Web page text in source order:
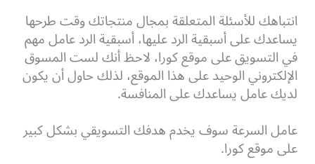
انتباهك للأسئلة المتعلقة بمجال منتجاتك وقت طرحها
يساعدك على أسبقية الرد عليها، أسبقية الرد عامل مهم
في التسويق على موقع كورا، لاحظ أنك لست المسوق
الإلكتروني الوحيد على هذا الموقع، لذلك حاول أن يكون
لديك عامل يساعدك على المنافسة.
عامل السرعة سوف يخدم هدفك التسويقي بشكل كبير
على موقع كورا.